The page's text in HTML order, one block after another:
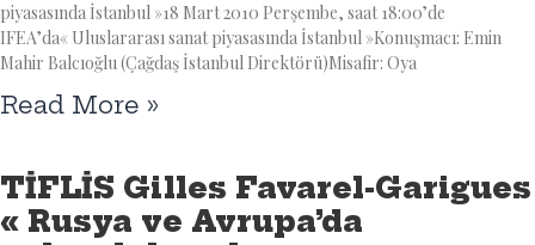
piyasasında İstanbul »18 Mart 2010 Perşembe, saat 18:00’de
IFEA’da« Uluslararası sanat piyasasında İstanbul »Konuşmacı: Emin
Mahir Balcıoğlu (Çağdaş İstanbul Direktörü)Misafir: Oya
Read More »
TİFLİS Gilles Favarel-Garigues
« Rusya ve Avrupa’da